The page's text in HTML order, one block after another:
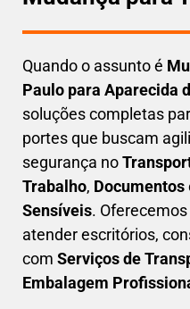
Quando o assunto é M
Paulo para Aparecida
soluções completas
portes que buscam
segurança no
Trabalho, Documentos
Sensíveis. Oferecemos
atender escritórios,
com Serviços de
Embalagem